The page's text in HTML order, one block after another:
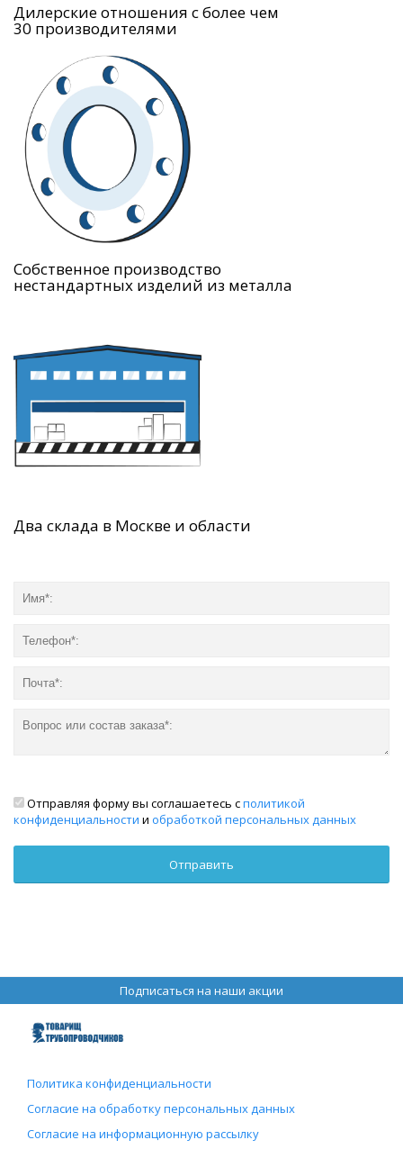
Дилерские отношения с более чем
30 производителями
Собственное производство
нестандартных изделий из металла
Два склада в Москве и области
Отправляя форму вы соглашаетесь сполитикой
конфиденциальности и обработкой персональных данных
Подписаться на наши акции
Политика конфиденциальности
Согласие на обработку персональных данных
Согласие на информационную рассылку